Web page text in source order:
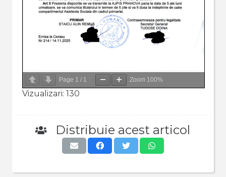
Page 1 / 1 Zoom 100%
Vizualizari: 130
Distribuie acest articol